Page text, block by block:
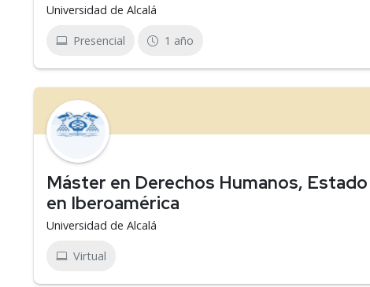
Universidad de Alcalá
Presencial 1 año
Máster en Derechos Humanos,
en Iberoamérica
Universidad de Alcalá
Virtual